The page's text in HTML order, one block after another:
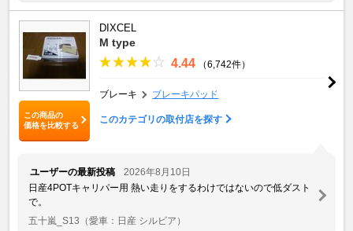
この商品の
価格を比較する
DIXCEL
M type
4.44 （6,742件）
ブレーキ ブレーキパッド
このカテゴリの取付店を探す
ユーザーの最新投稿
2026年8月10日
日産4POTキャリパー用 熱い走りをするわけではないので低ダスト
で。
五十嵐_S13 （愛車：日産 シルビア）